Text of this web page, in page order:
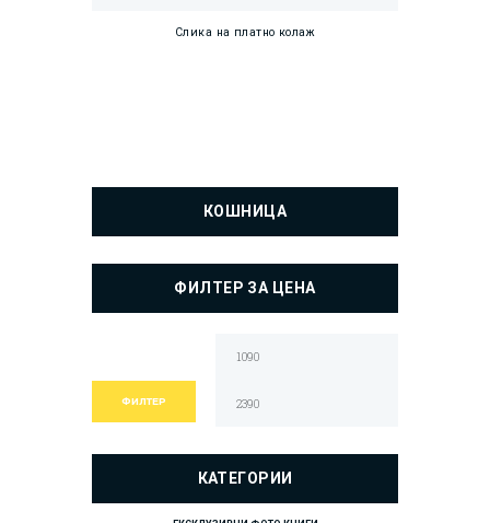
Слика на платно колаж
КОШНИЦА
ФИЛТЕР ЗА ЦЕНА
ФИЛТЕР
КАТЕГОРИИ